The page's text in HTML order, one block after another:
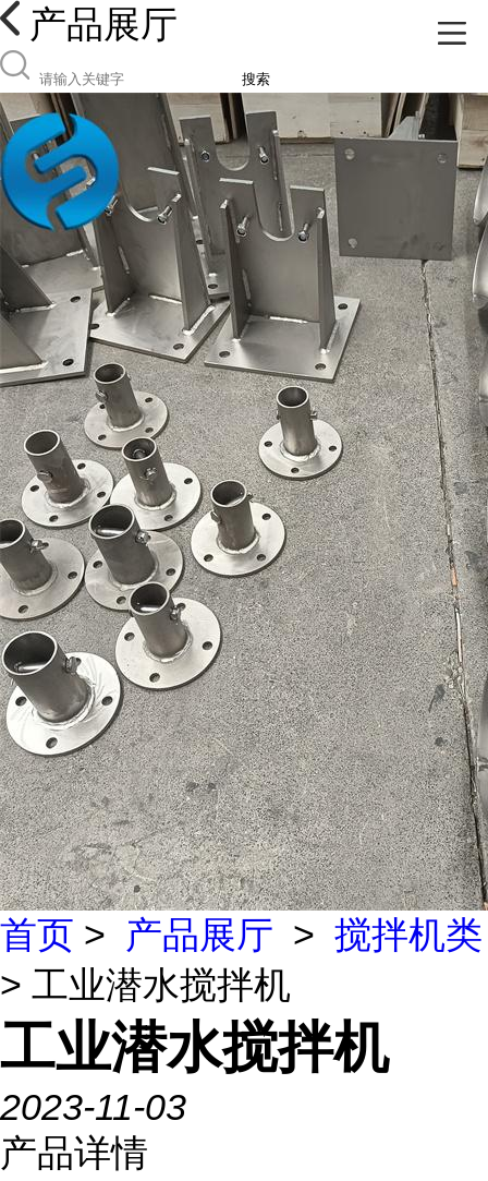
产品展厅
搜索
首页 > 产品展厅 > 搅拌机类
> 工业潜水搅拌机
工业潜水搅拌机
2023-11-03
产品详情